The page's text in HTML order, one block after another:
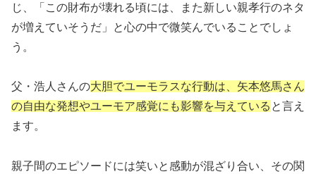
じ、「この財布が壊れる頃には、また新しい親孝行のネタ
が増えていそうだ」と心の中で微笑んでいることでしょ
う。
父・浩人さんの大胆でユーモラスな行動は、矢本悠馬さん
の自由な発想やユーモア感覚にも影響を与えている と言え
ます。
親子間のエピソードには笑いと感動が混ざり合い、その関